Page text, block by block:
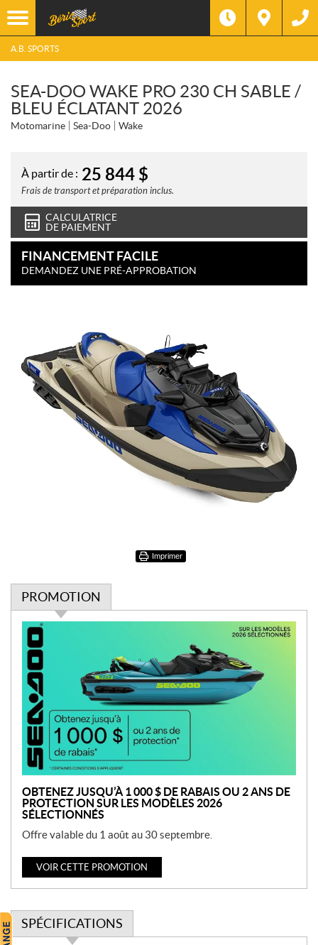
A.B. SPORTS
SEA-DOO WAKE PRO 230 CH SABLE /
BLEU ÉCLATANT 2026
Motomarine Sea-Doo Wake
À partir de : 25 844 $
Frais de transport et préparation inclus.
CALCULATRICE
DE PAIEMENT
FINANCEMENT FACILE
DEMANDEZ UNE PRÉ-APPROBATION
Imprimer
PROMOTION
P
r
m
o
n
OBTENEZ JUSQU’À 1 000 $ DE RABAIS OU 2 ANS DE
PROTECTION SUR LES MODÈLES 2026
SÉLECTIONNÉS
Offre valable du 1 août au 30 septembre.
VOIR CETTE PROMOTION
SPÉCIFICATIONS